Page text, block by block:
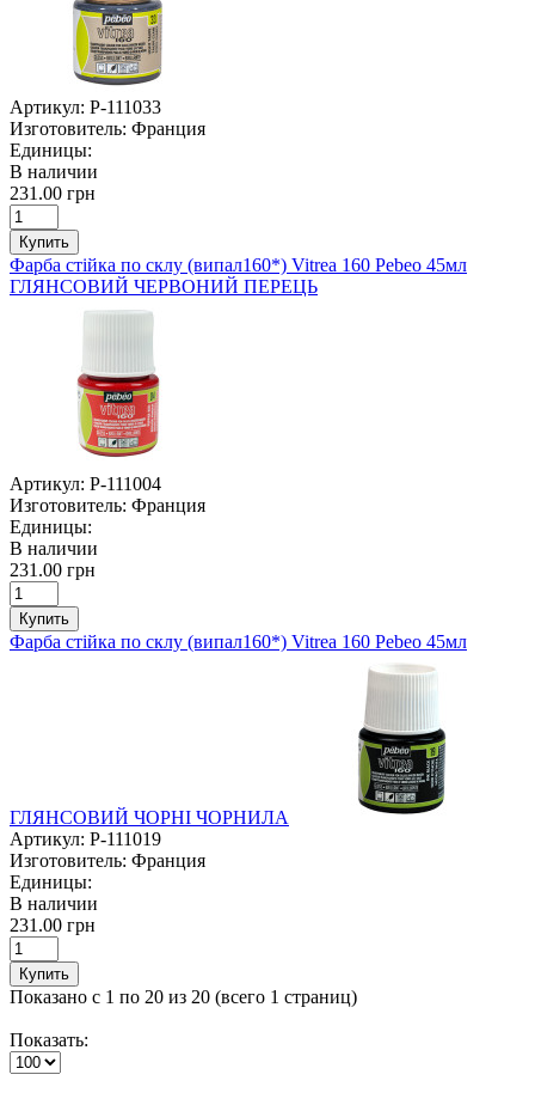
Артикул: P-111033
Изготовитель: Франция
Единицы:
В наличии
231.00 грн
Купить
Фарба стійка по склу (випал160*) Vitrea 160 Pebeo 45мл
ГЛЯНСОВИЙ ЧЕРВОНИЙ ПЕРЕЦЬ
Артикул: P-111004
Изготовитель: Франция
Единицы:
В наличии
231.00 грн
Купить
Фарба стійка по склу (випал160*) Vitrea 160 Pebeo 45мл
ГЛЯНСОВИЙ ЧОРНІ ЧОРНИЛА
Артикул: P-111019
Изготовитель: Франция
Единицы:
В наличии
231.00 грн
Купить
Показано с 1 по 20 из 20 (всего 1 страниц)
Показать: